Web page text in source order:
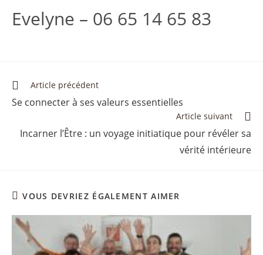
Evelyne – 06 65 14 65 83
Article précédent
Se connecter à ses valeurs essentielles
Article suivant
Incarner l’Être : un voyage initiatique pour révéler sa
vérité intérieure
VOUS DEVRIEZ ÉGALEMENT AIMER